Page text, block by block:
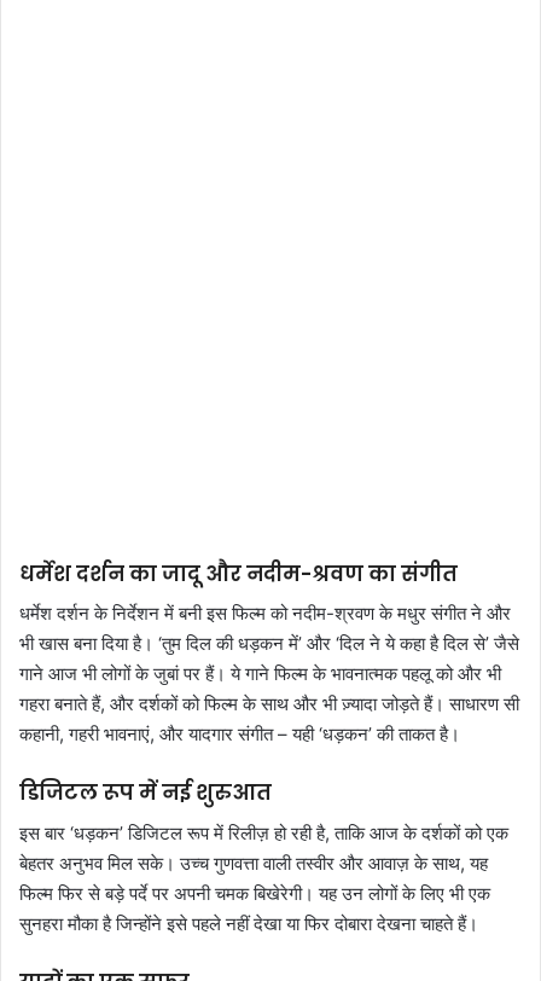
धर्मेश दर्शन का जादू और नदीम-श्रवण का संगीत
धर्मेश दर्शन के निर्देशन में बनी इस फिल्म को नदीम-श्रवण के मधुर संगीत ने और
भी खास बना दिया है। ‘तुम दिल की धड़कन में’ और ‘दिल ने ये कहा है दिल से’ जैसे
गाने आज भी लोगों के जुबां पर हैं। ये गाने फिल्म के भावनात्मक पहलू को और भी
गहरा बनाते हैं, और दर्शकों को फिल्म के साथ और भी ज़्यादा जोड़ते हैं। साधारण सी
कहानी, गहरी भावनाएं, और यादगार संगीत – यही ‘धड़कन’ की ताकत है।
डिजिटल रूप में नई शुरुआत
इस बार ‘धड़कन’ डिजिटल रूप में रिलीज़ हो रही है, ताकि आज के दर्शकों को एक
बेहतर अनुभव मिल सके। उच्च गुणवत्ता वाली तस्वीर और आवाज़ के साथ, यह
फिल्म फिर से बड़े पर्दे पर अपनी चमक बिखेरेगी। यह उन लोगों के लिए भी एक
सुनहरा मौका है जिन्होंने इसे पहले नहीं देखा या फिर दोबारा देखना चाहते हैं।